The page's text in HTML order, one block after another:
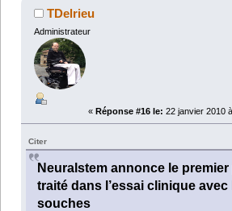
TDelrieu
Administrateur
« Réponse #16 le: 22 janvier 2010
Citer
Neuralstem annonce le
traité dans l’essai clinique
souches